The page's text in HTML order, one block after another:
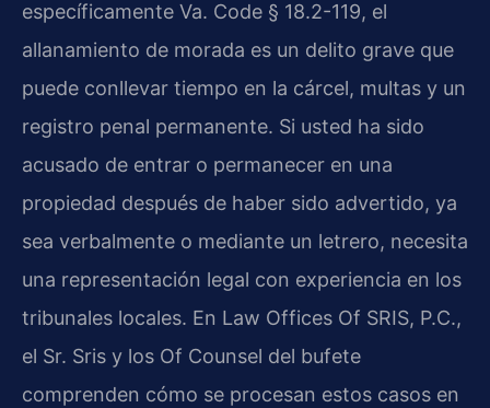
específicamente Va. Code § 18.2-119, el
allanamiento de morada es un delito grave que
puede conllevar tiempo en la cárcel, multas y un
registro penal permanente. Si usted ha sido
acusado de entrar o permanecer en una
propiedad después de haber sido advertido, ya
sea verbalmente o mediante un letrero, necesita
una representación legal con experiencia en los
tribunales locales. En Law Offices Of SRIS, P.C.,
el Sr. Sris y los Of Counsel del bufete
comprenden cómo se procesan estos casos en